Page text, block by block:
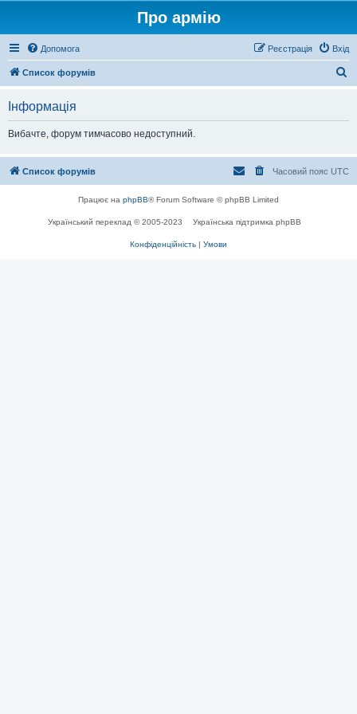
Про армію
Допомога Вхід
Реєстрація
Список форумів
Інформація
Вибачте, форум тимчасово недоступний.
Список форумів Часовий пояс UTC
Працює на phpBB® Forum Software © phpBB Limited
Український переклад © 2005-2023 Українська підтримка phpBB
Конфіденційність | Умови